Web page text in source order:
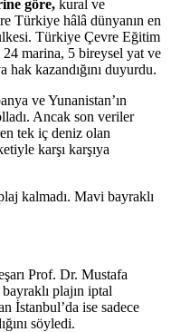
göre, kural ve
Türkiye hâlâ dünyanın en
Türkiye Çevre Eğitim
marina, 5 bireysel yat ve
kazandığını duyurdu.
ve Yunanistan’ın
Ancak son veriler
tek iç deniz olan
karşı karşıya
kalmadı. Mavi bayraklı
Prof. Dr. Mustafa
plajın iptal
İstanbul’da ise sadece
söyledi.